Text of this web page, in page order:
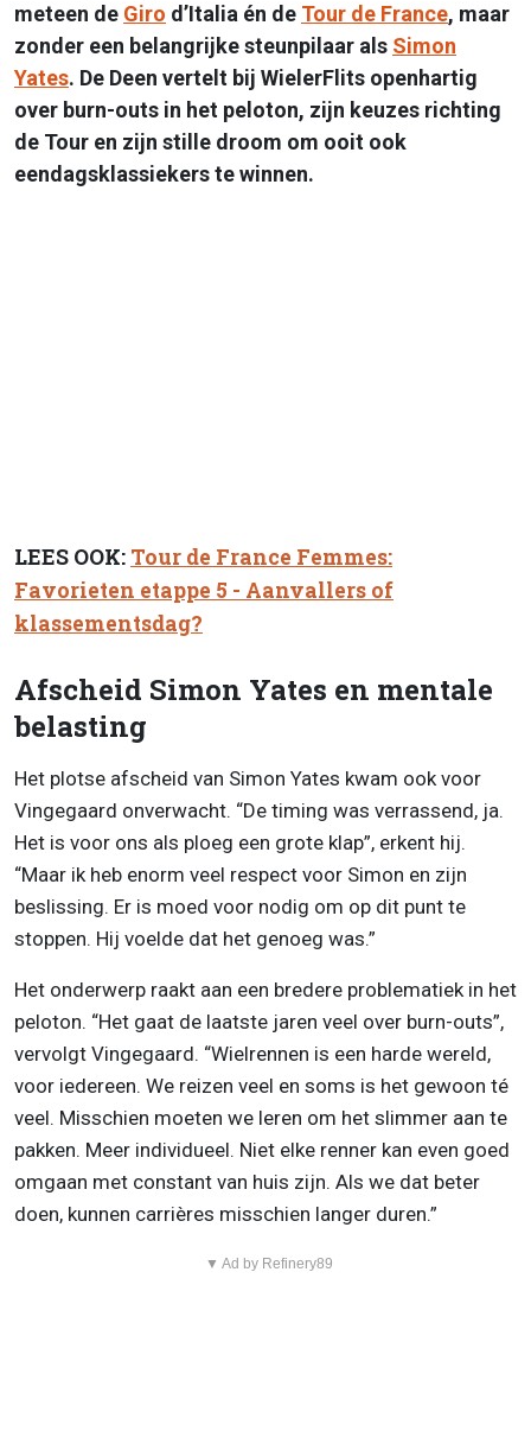
meteen de Giro d’Italia én de Tour de France, maar
zonder een belangrijke steunpilaar als Simon
Yates. De Deen vertelt bij WielerFlits openhartig
over burn-outs in het peloton, zijn keuzes richting
de Tour en zijn stille droom om ooit ook
eendagsklassiekers te winnen.
LEES OOK: Tour de France Femmes:
Favorieten etappe 5 - Aanvallers of
klassementsdag?
Afscheid Simon Yates en mentale
belasting
Het plotse afscheid van Simon Yates kwam ook voor
Vingegaard onverwacht. “De timing was verrassend, ja.
Het is voor ons als ploeg een grote klap”, erkent hij.
“Maar ik heb enorm veel respect voor Simon en zijn
beslissing. Er is moed voor nodig om op dit punt te
stoppen. Hij voelde dat het genoeg was.”
Het onderwerp raakt aan een bredere problematiek in het
peloton. “Het gaat de laatste jaren veel over burn-outs”,
vervolgt Vingegaard. “Wielrennen is een harde wereld,
voor iedereen. We reizen veel en soms is het gewoon té
veel. Misschien moeten we leren om het slimmer aan te
pakken. Meer individueel. Niet elke renner kan even goed
omgaan met constant van huis zijn. Als we dat beter
doen, kunnen carrières misschien langer duren.”
▼ Ad by Refinery89